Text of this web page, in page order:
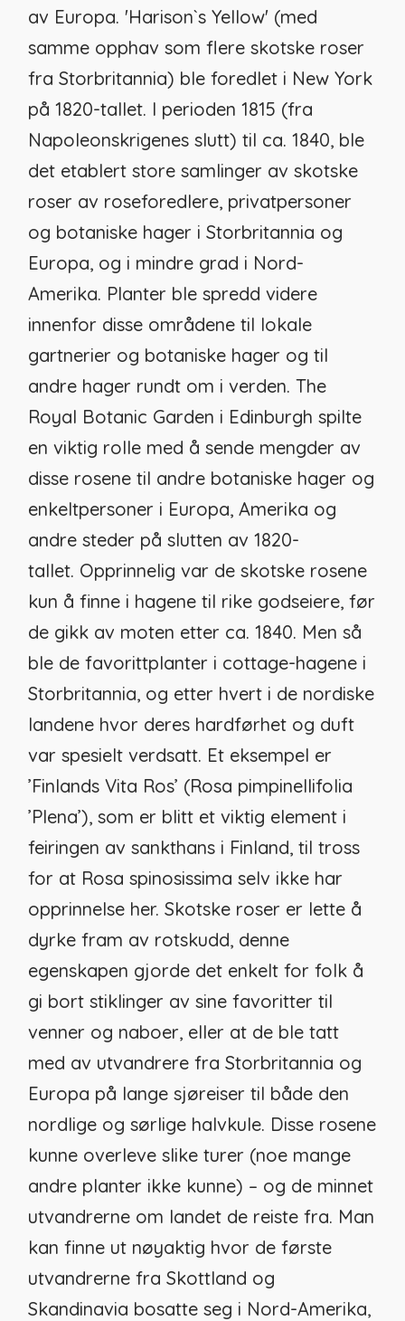
av Europa. 'Harison`s Yellow' (med
samme opphav som flere skotske roser
fra Storbritannia) ble foredlet i New York
på 1820-tallet. I perioden 1815 (fra
Napoleonskrigenes slutt) til ca. 1840, ble
det etablert store samlinger av skotske
roser av roseforedlere, privatpersoner
og botaniske hager i Storbritannia og
Europa, og i mindre grad i Nord-
Amerika. Planter ble spredd videre
innenfor disse områdene til lokale
gartnerier og botaniske hager og til
andre hager rundt om i verden. The
Royal Botanic Garden i Edinburgh spilte
en viktig rolle med å sende mengder av
disse rosene til andre botaniske hager og
enkeltpersoner i Europa, Amerika og
andre steder på slutten av 1820-
tallet. Opprinnelig var de skotske rosene
kun å finne i hagene til rike godseiere, før
de gikk av moten etter ca. 1840. Men så
ble de favorittplanter i cottage-hagene i
Storbritannia, og etter hvert i de nordiske
landene hvor deres hardførhet og duft
var spesielt verdsatt. Et eksempel er
’Finlands Vita Ros’ (Rosa pimpinellifolia
’Plena’), som er blitt et viktig element i
feiringen av sankthans i Finland, til tross
for at Rosa spinosissima selv ikke har
opprinnelse her. Skotske roser er lette å
dyrke fram av rotskudd, denne
egenskapen gjorde det enkelt for folk å
gi bort stiklinger av sine favoritter til
venner og naboer, eller at de ble tatt
med av utvandrere fra Storbritannia og
Europa på lange sjøreiser til både den
nordlige og sørlige halvkule. Disse rosene
kunne overleve slike turer (noe mange
andre planter ikke kunne) – og de minnet
utvandrerne om landet de reiste fra. Man
kan finne ut nøyaktig hvor de første
utvandrerne fra Skottland og
Skandinavia bosatte seg i Nord-Amerika,